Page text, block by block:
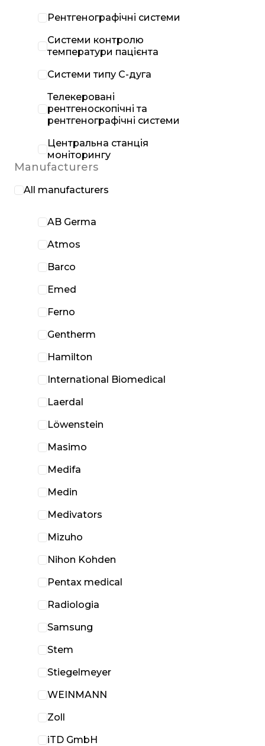
Рентгенографічні системи
Системи контролю
температури пацієнта
Системи типу С-дуга
Телекеровані
рентгеноскопічні та
рентгенографічні системи
Центральна станція
моніторингу
Manufacturers
All manufacturers
AB Germa
Atmos
Barco
Emed
Ferno
Gentherm
Hamilton
International Biomedical
Laerdal
Löwenstein
Masimo
Medifa
Medin
Medivators
Mizuho
Nihon Kohden
Pentax medical
Radiologia
Samsung
Stem
Stiegelmeyer
WEINMANN
Zoll
iTD GmbH